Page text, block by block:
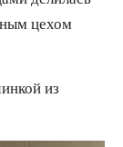
цехом
из